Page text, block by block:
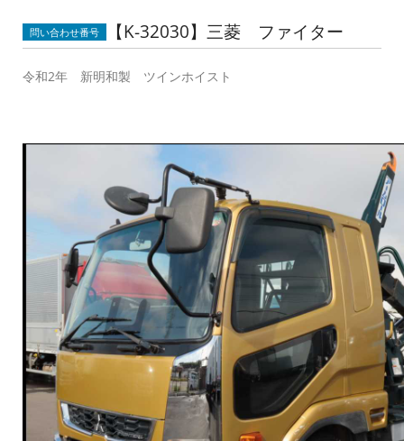
問い合わせ番号 【K-32030】三菱 ファイター
令和2年 新明和製 ツインホイスト